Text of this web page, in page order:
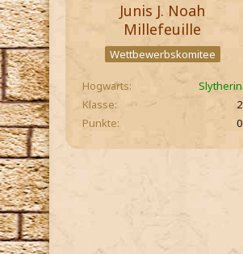
Junis J. Noah
Millefeuille
Wettbewerbskomitee
Hogwarts
Slytherin
Klasse
2
Punkte
0